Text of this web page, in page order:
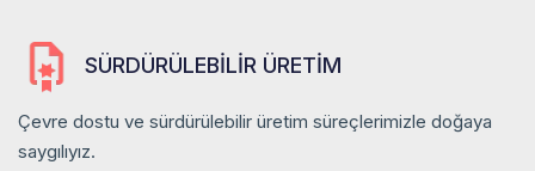
SÜRDÜRÜLEBILIR ÜRETIM
Çevre dostu ve sürdürülebilir üretim süreçlerimizle doğaya
saygılıyız.